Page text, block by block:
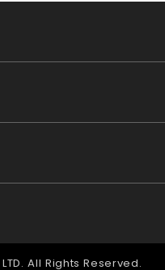
All Rights Reserved.